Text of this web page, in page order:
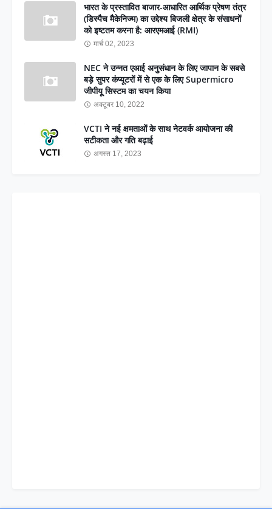
भारत के प्रस्तावित बाजार-आधारित आर्थिक प्रेषण तंत्र
(डिस्पैच मैकेनिज्म) का उद्देश्य बिजली क्षेत्र के संसाधनों
को इष्टतम करना है: आरएमआई (RMI)
मार्च 02, 2023
NEC ने उन्नत एआई अनुसंधान के लिए जापान के सबसे
बड़े सुपर कंप्यूटरों में से एक के लिए Supermicro
जीपीयू सिस्टम का चयन किया
अक्टूबर 10, 2022
VCTI ने नई क्षमताओं के साथ नेटवर्क आयोजना की
सटीकता और गति बढ़ाई
अगस्त 17, 2023